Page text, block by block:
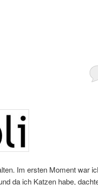
Im ersten Moment war
da ich Katzen habe,